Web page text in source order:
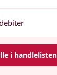
i handlelisten